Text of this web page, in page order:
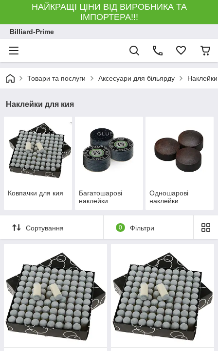
НАЙКРАЩІ ЦІНИ ВІД ВИРОБНИКА ТА
ІМПОРТЕРА!!!
Billiard-Prime
Товари та послуги Аксесуари для більярду
Наклейки для кия
Ковпачки для кия
Багатошарові
наклейки
Одношарові
наклейки
Сортування 0 Фільтри